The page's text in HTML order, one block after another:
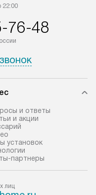
22:00
76-48
и ответы
и акции
установок
партнеры
лиц